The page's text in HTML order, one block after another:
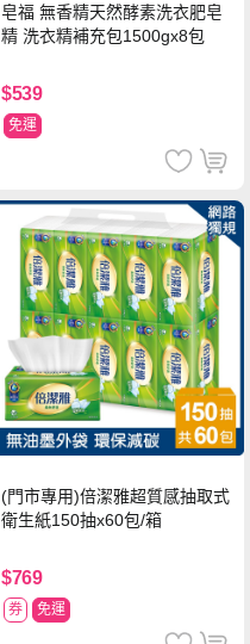
皂福 無香精天然酵素洗衣肥皂
精 洗衣精補充包1500gx8包
$539
免運
(門市專用)倍潔雅超質感抽取式
衛生紙150抽x60包/箱
$769
券 免運